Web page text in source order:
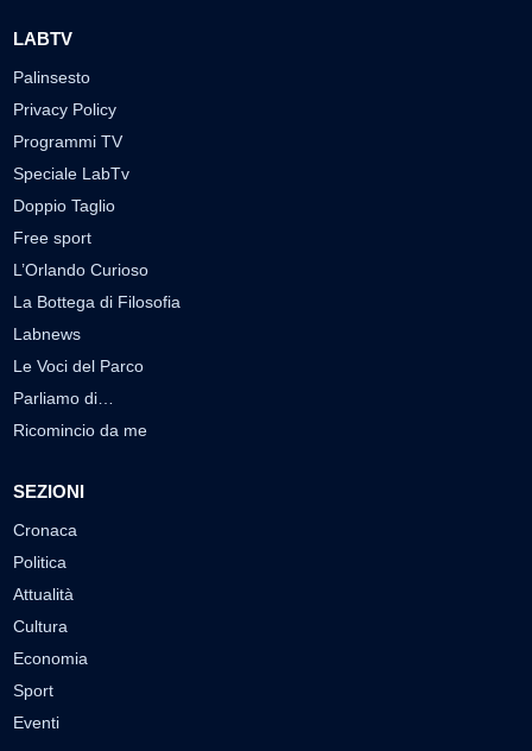
LABTV
Palinsesto
Privacy Policy
Programmi TV
Speciale LabTv
Doppio Taglio
Free sport
L’Orlando Curioso
La Bottega di Filosofia
Labnews
Le Voci del Parco
Parliamo di…
Ricomincio da me
SEZIONI
Cronaca
Politica
Attualità
Cultura
Economia
Sport
Eventi